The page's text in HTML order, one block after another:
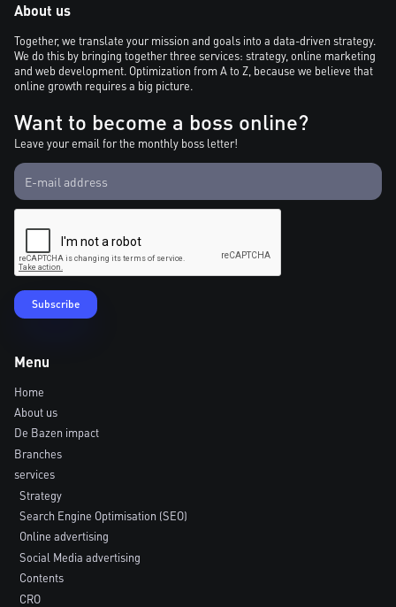
About us
Together, we translate your mission and goals into a data-driven strategy.
We do this by bringing together three services: strategy, online marketing
and web development. Optimization from A to Z, because we believe that
online growth requires a big picture.
Want to become a boss online?
Leave your email for the monthly boss letter!
Menu
Home
About us
De Bazen impact
Branches
services
Strategy
Search Engine Optimisation (SEO)
Online advertising
Social Media advertising
Contents
CRO